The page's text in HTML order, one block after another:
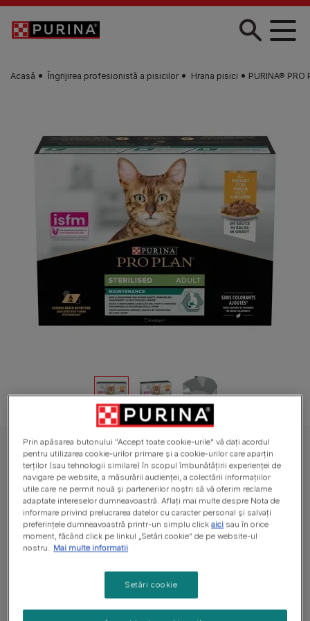
Skip to main content
Acasă Îngrijirea profesionistă a pisicilor Hrana pisici PURINA® PRO
PURINA® PRO PLAN® STERILISED MAINTENANCE, cu Pui în Sos, hrană
umedă pentru pisici
PURINA® PRO PLAN® STERILISED
MAINTENANCE, cu Pui în Sos, hrană
umedă pentru pisici
Nu are voturi
10x85g
Prin apăsarea butonului "Accept toate cookie-urile" vă dați acordul
pentru utilizarea cookie-urilor primare și a cookie-urilor care aparțin
terților (sau tehnologii similare) în scopul îmbunătățirii experienței de
navigare pe website, a măsurării audienței, a colectării informațiilor
utile care ne permit nouă și partenerilor noștri să vă oferim reclame
adaptate intereselor dumneavoastră. Aflați mai multe despre Nota de
informare privind prelucrarea datelor cu caracter personal și salvați
preferințele dumneavoastră printr-un simplu clickaici sau în orice
moment, făcând click pe linkul „Setări cookie” de pe website-ul
nostru. Mai multe informatii
Setări cookie